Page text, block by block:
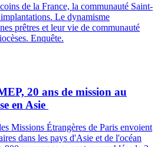
de la France, la communauté Saint-
Le dynamisme
prêtres et leur vie de communauté
Enquête.
20 ans de mission au
en Asie
Missions Étrangères de Paris envoient
dans les pays d'Asie et de l'océan